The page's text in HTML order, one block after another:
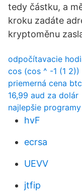
tedy částku, a
kroku zadáte
kryptoměnu
odpočítavacie
cos (cos ^ -1 (1 2))
priemerná cena
16,99 aud za dolár
najlepšie
hvF
ecrsa
UEVV
jtfip